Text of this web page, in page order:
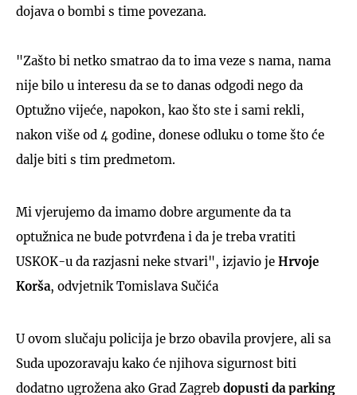
dojava o bombi s time povezana.
"Zašto bi netko smatrao da to ima veze s nama, nama
nije bilo u interesu da se to danas odgodi nego da
Optužno vijeće, napokon, kao što ste i sami rekli,
nakon više od 4 godine, donese odluku o tome što će
dalje biti s tim predmetom.
Mi vjerujemo da imamo dobre argumente da ta
optužnica ne bude potvrđena i da je treba vratiti
USKOK-u da razjasni neke stvari", izjavio je Hrvoje
Korša, odvjetnik Tomislava Sučića
U ovom slučaju policija je brzo obavila provjere, ali sa
Suda upozoravaju kako će njihova sigurnost biti
dodatno ugrožena ako Grad Zagreb dopusti da parking